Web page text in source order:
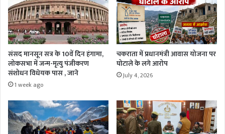
संसद मानसून सत्र के 10वें दिन हंगामा,
लोकसभा में जन्म-मृत्यु पंजीकरण
संशोधन विधेयक पास , जाने
1 week ago
चकराता में प्रधानमंत्री आवास योजना पर
घोटाले के लगे आरोप
July 4, 2026